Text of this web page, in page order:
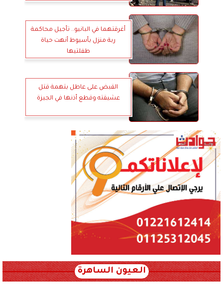
أغرقتهما في البانيو.. تأجيل محاكمة
ربة منزل بأسيوط أنهت حياة
طفلتيها
القبض على عاطل بتهمة قتل
عشيقته وقطع أذنها في الجيزة
العيون الساهرة